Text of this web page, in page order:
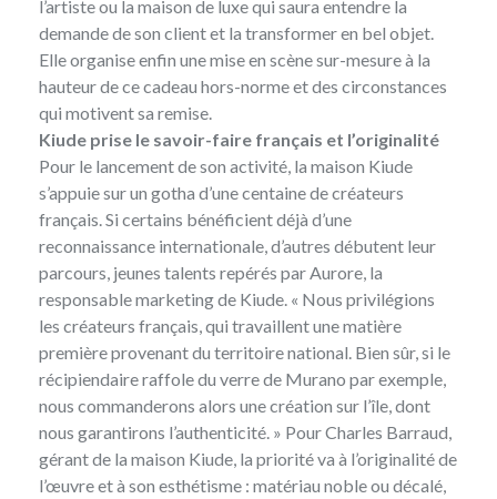
l’artiste ou la maison de luxe qui saura entendre la
demande de son client et la transformer en bel objet.
Elle organise enfin une mise en scène sur-mesure à la
hauteur de ce cadeau hors-norme et des circonstances
qui motivent sa remise.
Kiude prise le savoir-faire français et l’originalité
Pour le lancement de son activité, la maison Kiude
s’appuie sur un gotha d’une centaine de créateurs
français. Si certains bénéficient déjà d’une
reconnaissance internationale, d’autres débutent leur
parcours, jeunes talents repérés par Aurore, la
responsable marketing de Kiude. « Nous privilégions
les créateurs français, qui travaillent une matière
première provenant du territoire national. Bien sûr, si le
récipiendaire raffole du verre de Murano par exemple,
nous commanderons alors une création sur l’île, dont
nous garantirons l’authenticité. » Pour Charles Barraud,
gérant de la maison Kiude, la priorité va à l’originalité de
l’œuvre et à son esthétisme : matériau noble ou décalé,